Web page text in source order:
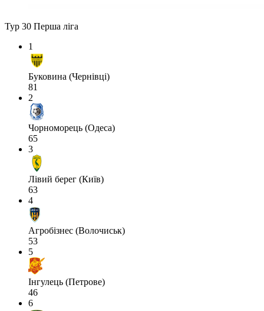
Тур 30 Перша ліга
1
Буковина (Чернівці)
81
2
Чорноморець (Одеса)
65
3
Лівий берег (Київ)
63
4
Агробізнес (Волочиськ)
53
5
Інгулець (Петрове)
46
6